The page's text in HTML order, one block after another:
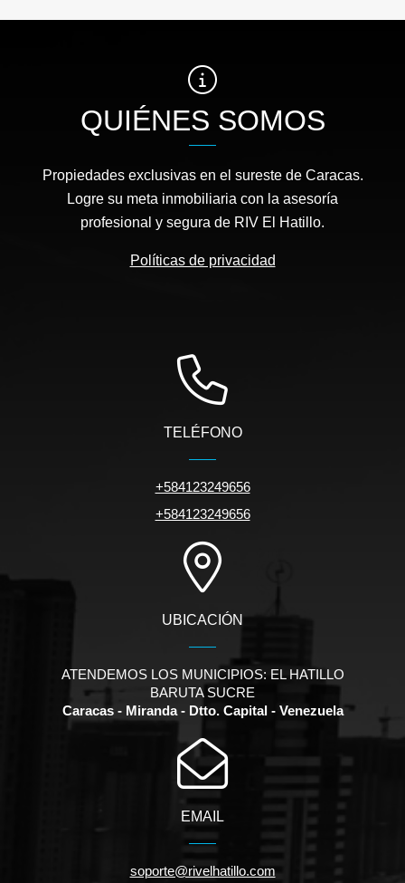
QUIÉNES SOMOS
Propiedades exclusivas en el sureste de Caracas.
Logre su meta inmobiliaria con la asesoría
profesional y segura de RIV El Hatillo.
Políticas de privacidad
TELÉFONO
+584123249656
+584123249656
UBICACIÓN
ATENDEMOS LOS MUNICIPIOS: EL HATILLO
BARUTA SUCRE
Caracas - Miranda - Dtto. Capital - Venezuela
EMAIL
soporte@rivelhatillo.com